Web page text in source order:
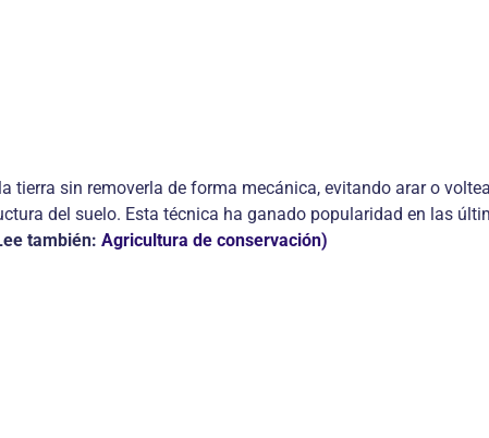
sin removerla de forma mecánica, evitando arar o
del suelo. Esta técnica ha ganado popularidad en las
también: Agricultura de conservación)